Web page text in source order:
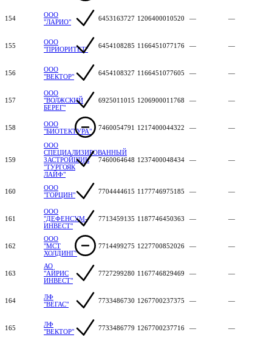
154
ООО
"ЛАРИО"
6453163727 1206400010520 — —
155
ООО
"ПРИОРИТЕТ"
6454108285 1166451077176 — —
156
ООО
"ВЕКТОР"
6454108327 1166451077605 — —
157
ООО
"ВОЛЖСКИЙ
БЕРЕГ"
6925011015 1206900011768 — —
158
ООО
"БИОТЕКТУРА"
7460054791 1217400044322 — —
159
ООО
СПЕЦИАЛИЗИРОВАННЫЙ
ЗАСТРОЙЩИК
"ТУРГОЯК
ЛАЙФ"
7460064648 1237400048434 — —
160
ООО
"ГОРЦИН"
7704444615 1177746975185 — —
161
ООО
"ДЕФЕНСУМ-
ИНВЕСТ"
7713459135 1187746450363 — —
162
ООО
"МСТ
ХОЛДИНГ"
7714499275 1227700852026 — —
163
АО
"АЙРИС
ИНВЕСТ"
7727299280 1167746829469 — —
164
ЛФ
"ВЕГАС"
7733486730 1267700237375 — —
165
ЛФ
"ВЕКТОР"
7733486779 1267700237716 — —